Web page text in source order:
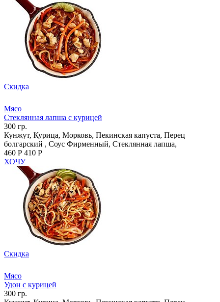
Скидка
Мясо
Стеклянная лапша с курицей
300 гр.
Кунжут, Курица, Морковь, Пекинская капуста, Перец
болгарский , Соус Фирменный, Стеклянная лапша,
460 Р 410 Р
ХОЧУ
Скидка
Мясо
Удон с курицей
300 гр.